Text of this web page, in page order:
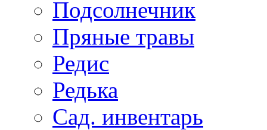
Подсолнечник
Пряные травы
Редис
Редька
Сад. инвентарь